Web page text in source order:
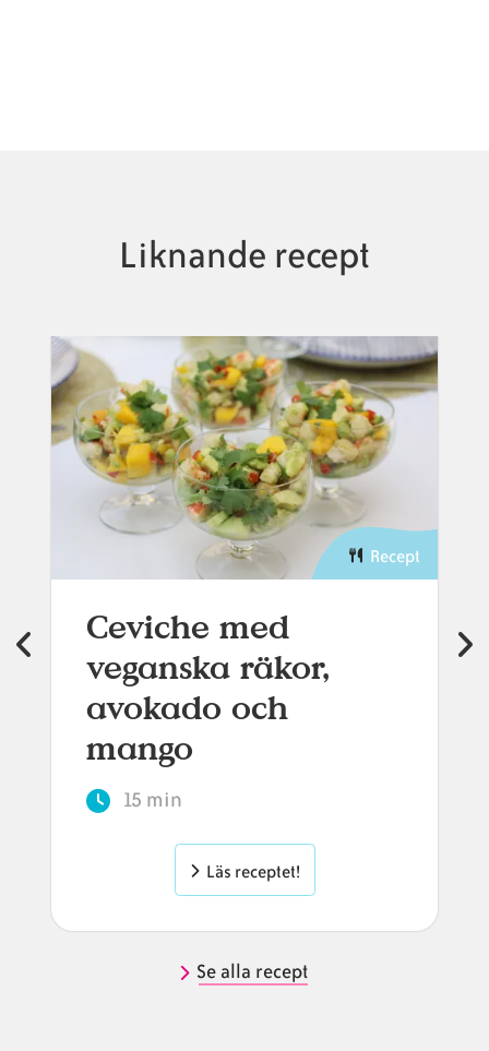
Liknande recept
Recept
Ceviche med
veganska räkor,
avokado och
mango
15 min
Läs receptet!
Se alla recept